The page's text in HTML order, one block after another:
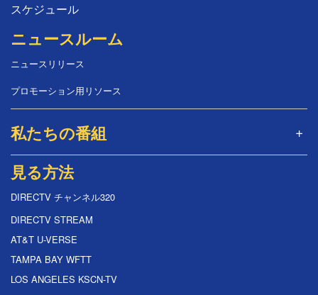
スケジュール
ニュースルーム
ニュースリリース
プロモーション用リソース
私たちの番組
見る方法
DIRECTV チャンネル320
DIRECTV STREAM
AT&T U-VERSE
TAMPA BAY WFTT
LOS ANGELES KSCN-TV